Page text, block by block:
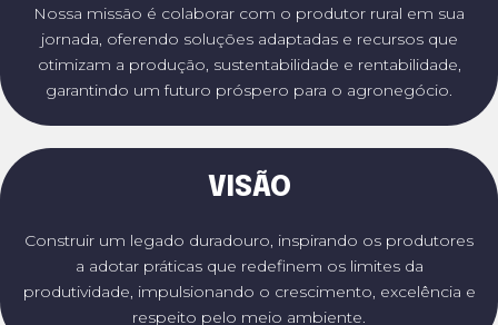
Nossa missão é colaborar com o produtor rural em sua
jornada, oferendo soluções adaptadas e recursos que
otimizam a produção, sustentabilidade e rentabilidade,
garantindo um futuro próspero para o agronegócio.
VISÃO
Construir um legado duradouro, inspirando os produtores
a adotar práticas que redefinem os limites da
produtividade, impulsionando o crescimento, excelência e
respeito pelo meio ambiente.